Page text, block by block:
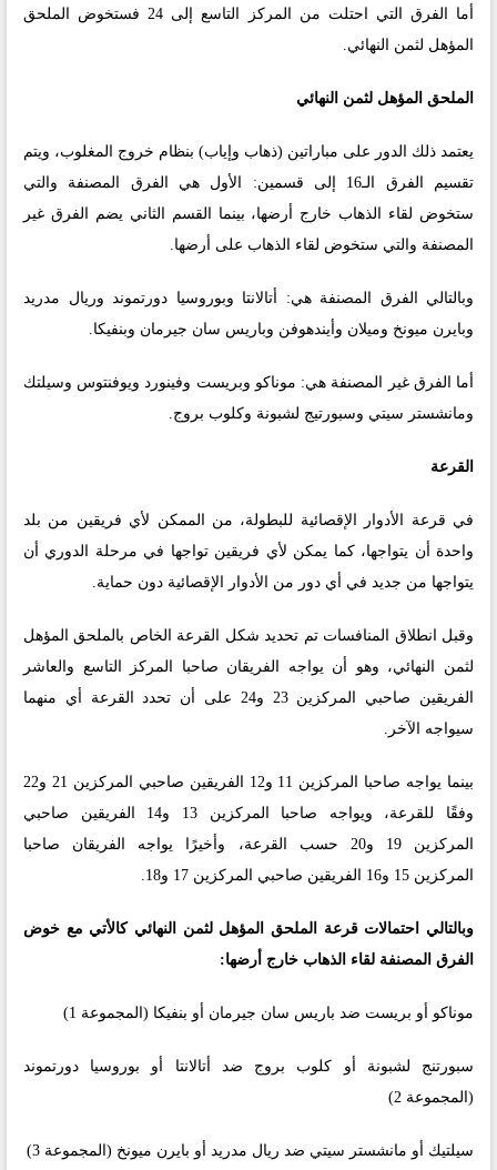
أما الفرق التي احتلت من المركز التاسع إلى 24 فستخوض الملحق
المؤهل لثمن النهائي.
الملحق المؤهل لثمن النهائي
يعتمد ذلك الدور على مباراتين (ذهاب وإياب) بنظام خروج المغلوب، ويتم
تقسيم الفرق الـ16 إلى قسمين: الأول هي الفرق المصنفة والتي
ستخوض لقاء الذهاب خارج أرضها، بينما القسم الثاني يضم الفرق غير
المصنفة والتي ستخوض لقاء الذهاب على أرضها.
وبالتالي الفرق المصنفة هي: أتالانتا وبوروسيا دورتموند وريال مدريد
وبايرن ميونخ وميلان وأيندهوفن وباريس سان جيرمان وبنفيكا.
أما الفرق غير المصنفة هي: موناكو وبريست وفينورد ويوفنتوس وسيلتك
ومانشستر سيتي وسبورتيج لشبونة وكلوب بروج.
القرعة
في قرعة الأدوار الإقصائية للبطولة، من الممكن لأي فريقين من بلد
واحدة أن يتواجها، كما يمكن لأي فريقين تواجها في مرحلة الدوري أن
يتواجها من جديد في أي دور من الأدوار الإقصائية دون حماية.
وقبل انطلاق المنافسات تم تحديد شكل القرعة الخاص بالملحق المؤهل
لثمن النهائي، وهو أن يواجه الفريقان صاحبا المركز التاسع والعاشر
الفريقين صاحبي المركزين 23 و24 على أن تحدد القرعة أي منهما
سيواجه الآخر.
بينما يواجه صاحبا المركزين 11 و12 الفريقين صاحبي المركزين 21 و22
وفقًا للقرعة، ويواجه صاحبا المركزين 13 و14 الفريقين صاحبي
المركزين 19 و20 حسب القرعة، وأخيرًا يواجه الفريقان صاحبا
المركزين 15 و16 الفريقين صاحبي المركزين 17 و18.
وبالتالي احتمالات قرعة الملحق المؤهل لثمن النهائي كالأتي مع خوض
الفرق المصنفة لقاء الذهاب خارج أرضها:
موناكو أو بريست ضد باريس سان جيرمان أو بنفيكا (المجموعة 1)
سبورتنج لشبونة أو كلوب بروج ضد أتالانتا أو بوروسيا دورتموند
(المجموعة 2)
سيلتيك أو مانشستر سيتي ضد ريال مدريد أو بايرن ميونخ (المجموعة 3)